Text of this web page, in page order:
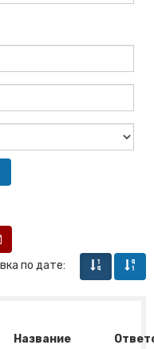
по дате:
Название